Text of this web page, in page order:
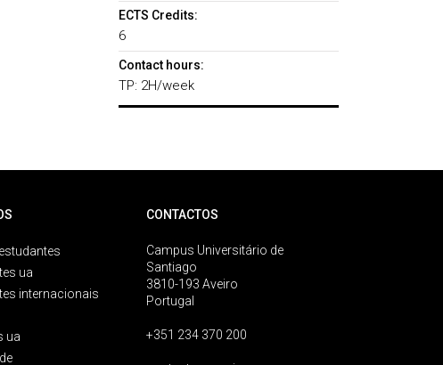
ECTS Credits:
6
Contact hours:
TP: 2H/week
ua
internacionais
ua
CONTACTOS
Campus Universitário de
Santiago
3810-193 Aveiro
Portugal
+351 234 370 200